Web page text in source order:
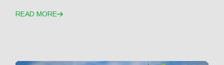
READ MORE